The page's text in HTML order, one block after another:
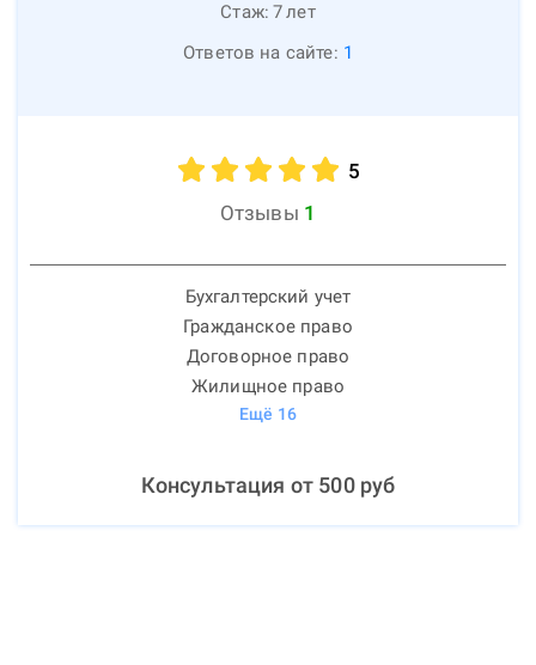
Стаж: 7лет
Ответов на сайте: 1
5
Отзывы 1
Бухгалтерский учет
Гражданское право
Договорное право
Жилищное право
Ещё 16
Консультация от 500руб